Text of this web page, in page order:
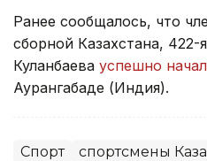
Ранее сообщалось, что
сборной Казахстана,
Куланбаева успешно
Аурангабаде (Индия).
Спорт спортсмены